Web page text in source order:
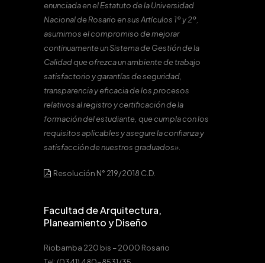
enunciada en el Estatuto de la Universidad
Nacional de Rosario en sus Artículos 1º y 2º,
asumimos el compromiso de mejorar
continuamente un Sistema de Gestión de la
Calidad que ofrezca un ambiente de trabajo
satisfactorio y garantías de seguridad,
transparencia y eficacia de los procesos
relativos al registro y certificación de la
formación del estudiante, que cumpla con los
requisitos aplicables y asegure la confianza y
satisfacción de nuestros graduados».
Resolución N° 219/2018 C.D.
Facultad de Arquitectura,
Planeamiento y Diseño
Riobamba 220 bis – 2000 Rosario